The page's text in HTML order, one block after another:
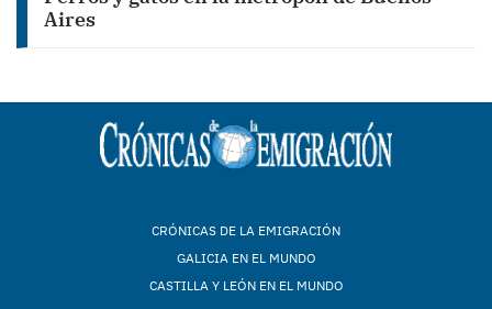
Aires
CRÓNICAS DE LA EMIGRACIÓN
GALICIA EN EL MUNDO
CASTILLA Y LEÓN EN EL MUNDO